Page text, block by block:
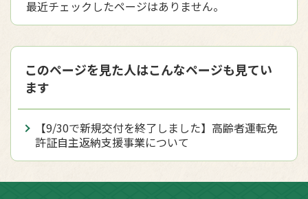
最近チェックしたページはありません。
このページを見た人はこんなページも見てい
ます
【9/30で新規交付を終了しました】高齢者運転免
許証自主返納支援事業について